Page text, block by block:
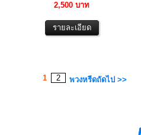
2,500 บาท
1 2 พวงหรีดถัดไป >>